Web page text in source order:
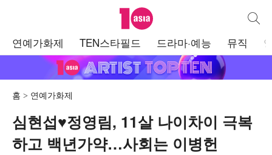
텐아시아 통합
연예가화제 TEN스타필드 드라마·예능 뮤직
홈 연예가화제
심현섭♥정영림, 11살 나이차이 극복
하고 백년가약…사회는 이병헌